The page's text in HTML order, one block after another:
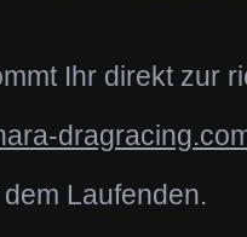
Ihr direkt zur
Laufenden.